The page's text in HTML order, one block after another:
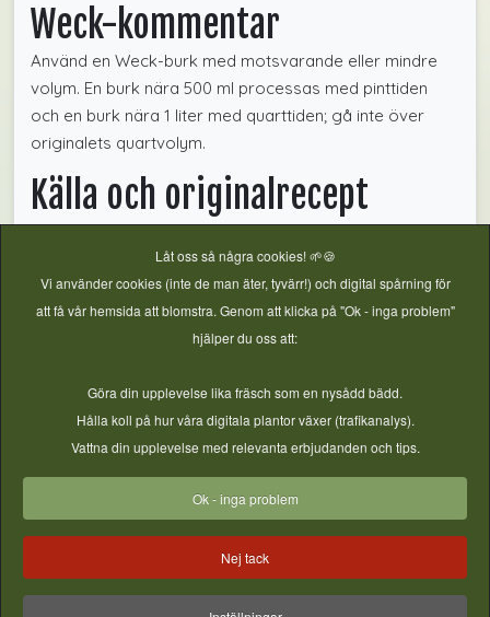
Weck-kommentar
Använd en Weck-burk med motsvarande eller mindre
volym. En burk nära 500 ml processas med pinttiden
och en burk nära 1 liter med quarttiden; gå inte över
originalets quartvolym.
Källa och originalrecept
Fullständigt översatt frånBall Mason Jars: Homemade
Tomato Sauce Recipe. Höjdtillägg frånBalls höjdtabell
Kontrollerat 2026-07-22.
Örter
Föreg Nästa
Låt oss så några cookies! 🌱🍪
Vi använder cookies (inte de man äter, tyvärr!) och digital spårning för
att få vår hemsida att blomstra. Genom att klicka på "Ok - inga problem"
hjälper du oss att:
Göra din upplevelse lika fräsch som en nysådd bädd.
Hålla koll på hur våra digitala plantor växer (trafikanalys).
Vattna din upplevelse med relevanta erbjudanden och tips.
Ok - inga problem
Nej tack